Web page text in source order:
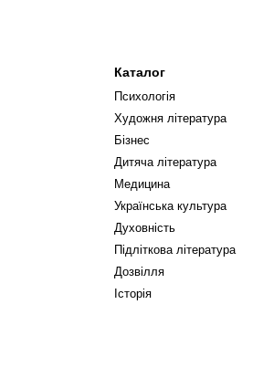
Каталог
Психологія
Художня література
Бізнес
Дитяча література
Медицина
Українська культура
Духовність
Підліткова література
Дозвілля
Історія